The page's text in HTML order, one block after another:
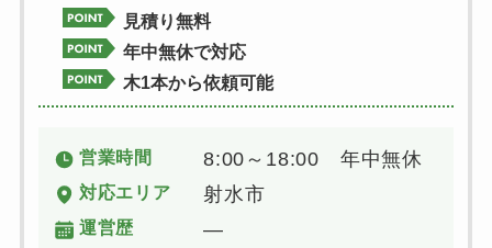
見積り無料
年中無休で対応
木1本から依頼可能
営業時間 8:00～18:00 年中無休
対応エリア 射水市
運営歴 ―